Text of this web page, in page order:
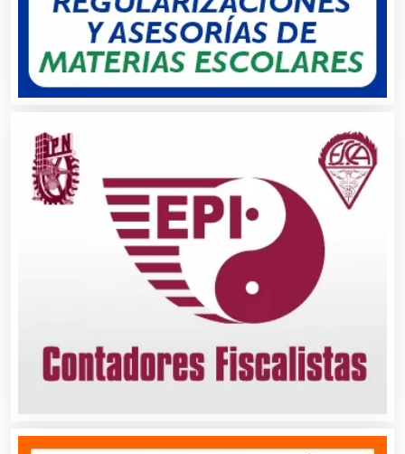
Alarmas
Alimentos
Almacenaje